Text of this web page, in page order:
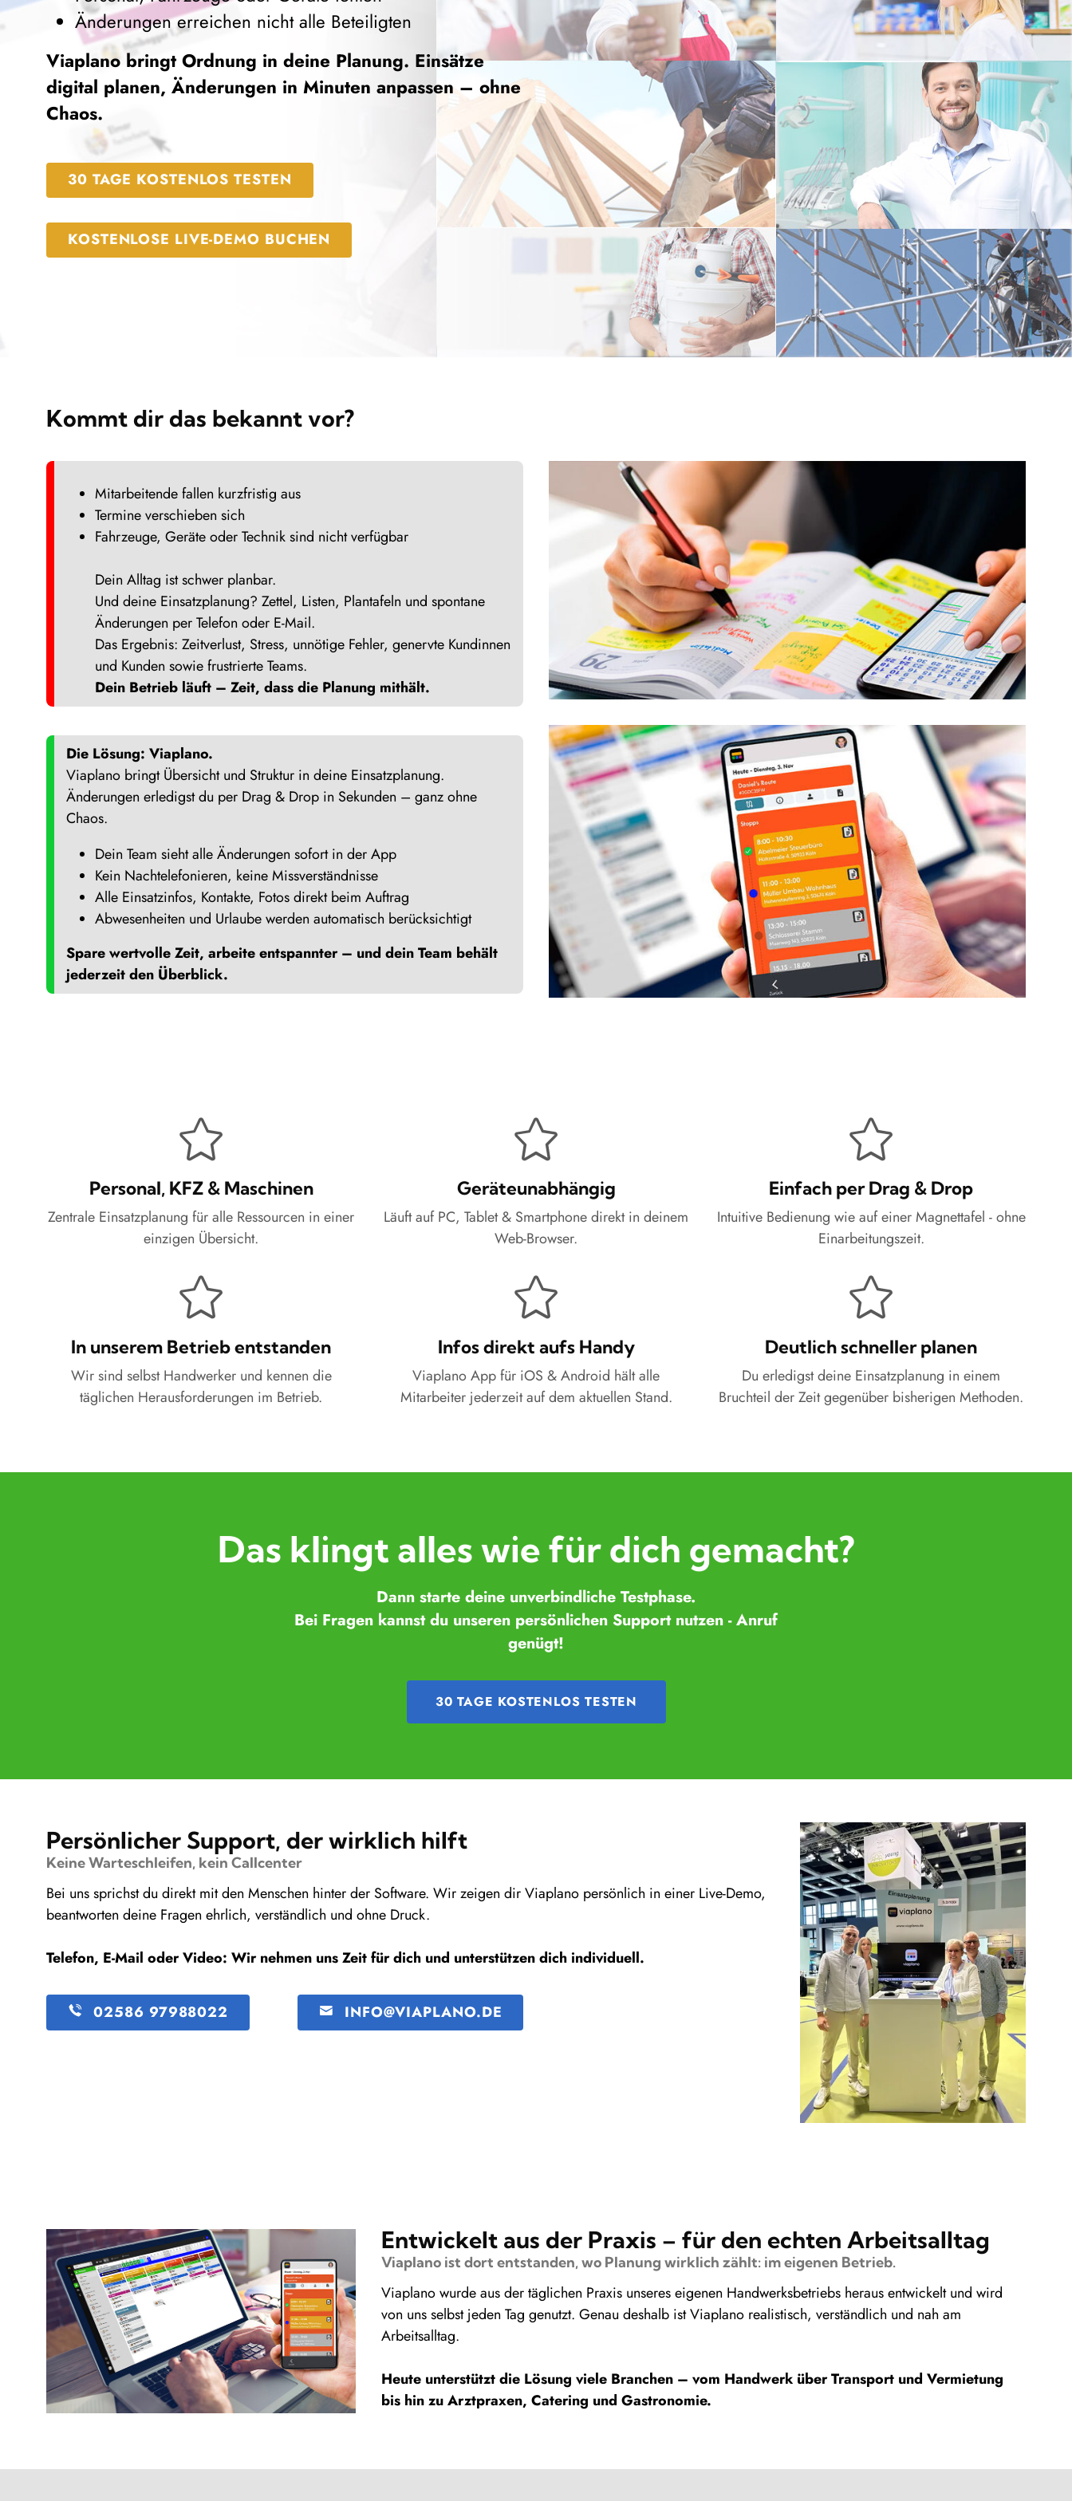
Änderungen erreichen nicht alle Beteiligten
Viaplano bringt Ordnung in deine Planung. Einsätze
digital planen, Änderungen in Minuten anpassen – ohne
Chaos.
30 TAGE KOSTENLOS TESTEN
KOSTENLOSE LIVE-DEMO BUCHEN
Kommt dir das bekannt vor?
Mitarbeitende fallen kurzfristig aus
Termine verschieben sich
Fahrzeuge, Geräte oder Technik sind nicht verfügbar
Dein Alltag ist schwer planbar.
Und deine Einsatzplanung? Zettel, Listen, Plantafeln und spontane
Änderungen per Telefon oder E-Mail.
Das Ergebnis: Zeitverlust, Stress, unnötige Fehler, genervte Kundinnen
und Kunden sowie frustrierte Teams.
Dein Betrieb läuft – Zeit, dass die Planung mithält.
Die Lösung: Viaplano.
Viaplano bringt Übersicht und Struktur in deine Einsatzplanung.
Änderungen erledigst du per Drag & Drop in Sekunden – ganz ohne
Chaos.
Dein Team sieht alle Änderungen sofort in der App
Kein Nachtelefonieren, keine Missverständnisse
Alle Einsatzinfos, Kontakte, Fotos direkt beim Auftrag
Abwesenheiten und Urlaube werden automatisch berücksichtigt
Spare wertvolle Zeit, arbeite entspannter – und dein Team behält
jederzeit den Überblick.
Personal, KFZ & Maschinen
Zentrale Einsatzplanung für alle Ressourcen in einer
einzigen Übersicht.
In unserem Betrieb entstanden
Wir sind selbst Handwerker und kennen die
täglichen Herausforderungen im Betrieb.
Geräteunabhängig
Läuft auf PC, Tablet & Smartphone direkt in deinem
Web-Browser.
Infos direkt aufs Handy
Viaplano App für iOS & Android hält alle
Mitarbeiter jederzeit auf dem aktuellen Stand.
Einfach per Drag & Drop
Intuitive Bedienung wie auf einer Magnettafel - ohne
Einarbeitungszeit.
Deutlich schneller planen
Du erledigst deine Einsatzplanung in einem
Bruchteil der Zeit gegenüber bisherigen Methoden.
Das klingt alles wie für dich gemacht?
Dann starte deine unverbindliche Testphase.
Bei Fragen kannst du unseren persönlichen Support nutzen - Anruf
genügt!
30 TAGE KOSTENLOS TESTEN
Persönlicher Support, der wirklich hilft
Keine Warteschleifen, kein Callcenter
Bei uns sprichst du direkt mit den Menschen hinter der Software. Wir zeigen dir Viaplano persönlich in einer Live-Demo,
beantworten deine Fragen ehrlich, verständlich und ohne Druck.
Telefon, E-Mail oder Video: Wir nehmen uns Zeit für dich und unterstützen dich individuell.
02586 97988022 INFO@VIAPLANO.DE
Entwickelt aus der Praxis – für den echten Arbeitsalltag
Viaplano ist dort entstanden, wo Planung wirklich zählt: im eigenen Betrieb.
Viaplano wurde aus der täglichen Praxis unseres eigenen Handwerksbetriebs heraus entwickelt und wird
von uns selbst jeden Tag genutzt. Genau deshalb ist Viaplano realistisch, verständlich und nah am
Arbeitsalltag.
Heute unterstützt die Lösung viele Branchen – vom Handwerk über Transport und Vermietung
bis hin zu Arztpraxen, Catering und Gastronomie.